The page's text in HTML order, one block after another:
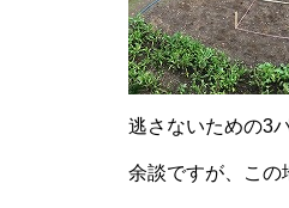
逃さないための3
余談ですが、この